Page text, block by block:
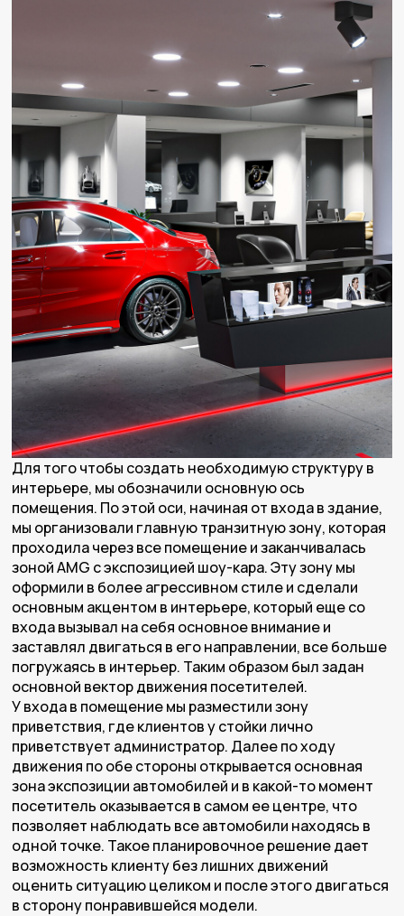
Для того чтобы создать необходимую структуру в
интерьере, мы обозначили основную ось
помещения. По этой оси, начиная от входа в здание,
мы организовали главную транзитную зону, которая
проходила через все помещение и заканчивалась
зоной AMG с экспозицией шоу-кара. Эту зону мы
оформили в более агрессивном стиле и сделали
основным акцентом в интерьере, который еще со
входа вызывал на себя основное внимание и
заставлял двигаться в его направлении, все больше
погружаясь в интерьер. Таким образом был задан
основной вектор движения посетителей.
У входа в помещение мы разместили зону
приветствия, где клиентов у стойки лично
приветствует администратор. Далее по ходу
движения по обе стороны открывается основная
зона экспозиции автомобилей и в какой-то момент
посетитель оказывается в самом ее центре, что
позволяет наблюдать все автомобили находясь в
одной точке. Такое планировочное решение дает
возможность клиенту без лишних движений
оценить ситуацию целиком и после этого двигаться
в сторону понравившейся модели.